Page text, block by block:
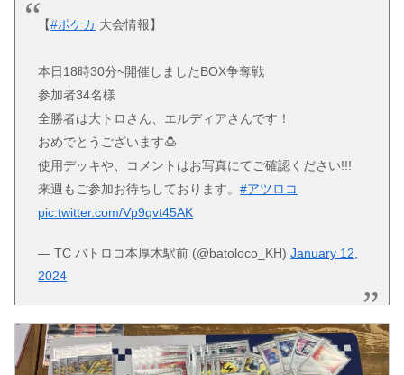
【#ポケカ 大会情報】
本日18時30分~開催しましたBOX争奪戦
参加者34名様
全勝者は大トロさん、エルディアさんです！
おめでとうございます🍮
使用デッキや、コメントはお写真にてご確認ください!!!
来週もご参加お待ちしております。#アツロコ
pic.twitter.com/Vp9qvt45AK
— TC バトロコ本厚木駅前 (@batoloco_KH)January 12,
2024